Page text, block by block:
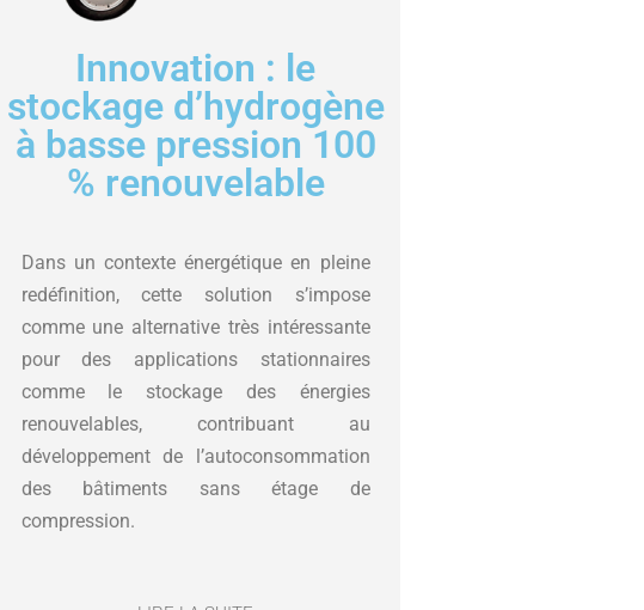
Innovation : le
stockage d’hydrogène
à basse pression 100
% renouvelable
Dans un contexte énergétique en pleine
redéfinition, cette solution s’impose
comme une alternative très intéressante
pour des applications stationnaires
comme le stockage des énergies
renouvelables, contribuant au
développement de l’autoconsommation
des bâtiments sans étage de
compression.